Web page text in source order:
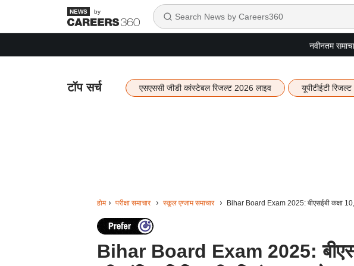
by
नवीनतम
टॉप सर्च एसएससी जीडी कांस्टेबल रिजल्ट 2026 लाइव यूपीटीईटी
होम परीक्षा समाचार स्कूल एग्जाम समाचार Bihar Board Exam 2025: बीएसईबी कक्षा
Bihar Board Exam 2025: